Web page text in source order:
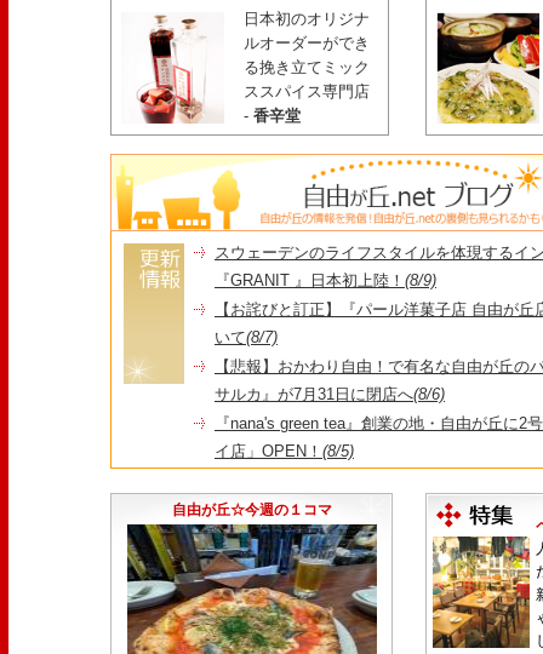
日本初のオリジナ
ルオーダーができ
る挽き立てミック
ススパイス専門店
- 香辛堂
スウェーデンのライフスタイルを体現するイ
『GRANIT 』日本初上陸！ (8/9)
【お詫びと訂正】『パール洋菓子店 自由が
いて(8/7)
【悲報】おかわり自由！で有名な自由が丘の
サルカ』が7月31日に閉店へ(8/6)
『nana's green tea』創業の地・自由が丘に2
イ店」OPEN！ (8/5)
店・閉店情報まとめ】
自由が丘☆今週の１コマ